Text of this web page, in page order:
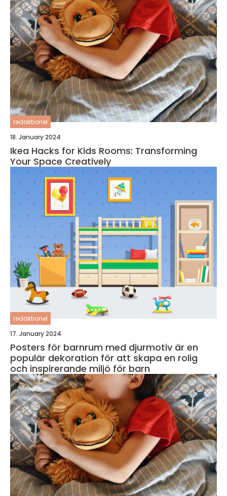
redaktionel
18. January 2024
Ikea Hacks for Kids Rooms: Transforming
Your Space Creatively
redaktionel
17. January 2024
Posters för barnrum med djurmotiv är en
populär dekoration för att skapa en rolig
och inspirerande miljö för barn